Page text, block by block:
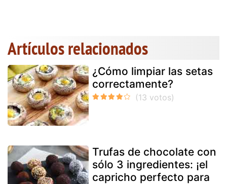
Artículos relacionados
¿Cómo limpiar las setas
correctamente?
Trufas de chocolate con
sólo 3 ingredientes: ¡el
capricho perfecto para